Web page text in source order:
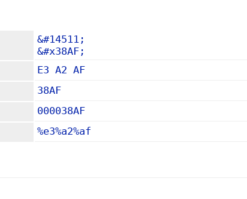
&#14511;
&#x38AF;
E3 A2 AF
38AF
000038AF
%e3%a2%af